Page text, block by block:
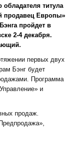
обладателя титула
продавец Европы»
пройдет в
2-4 декабря.
первых двух
Бэнг будет
Программа
и
продаж.